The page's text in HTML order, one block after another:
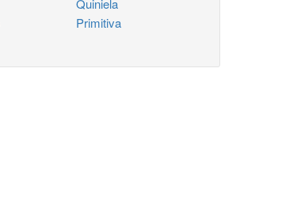
Quiniela
Primitiva